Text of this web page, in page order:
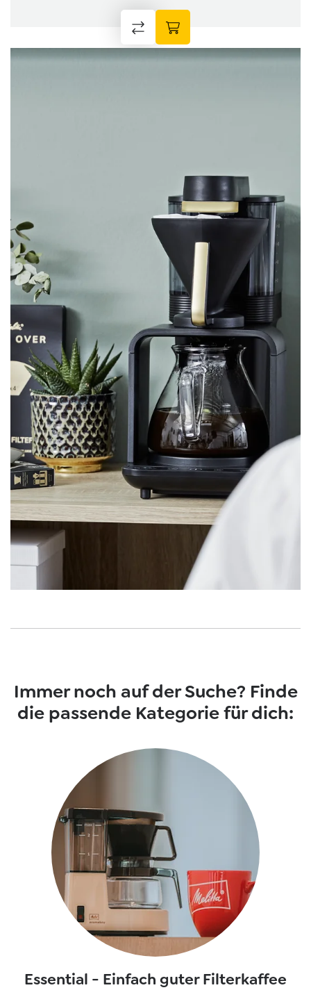
Immer noch auf der Suche? Finde
die passende Kategorie für dich:
Essential - Einfach guter Filterkaffee